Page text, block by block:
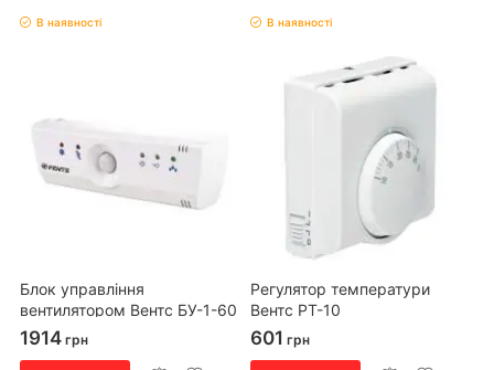
В наявності
Блок управління
вентилятором Вентс БУ-1-60
1914 грн
В наявності
Регулятор температури
Вентс РТ-10
601 грн